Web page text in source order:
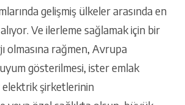
gelişmiş ülkeler arasında en
Ve ilerleme sağlamak için bir
olmasına rağmen, Avrupa
gösterilmesi, ister emlak
şirketlerinin